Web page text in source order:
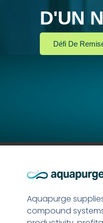
D'UN
Défi De
Aquapurge
compound